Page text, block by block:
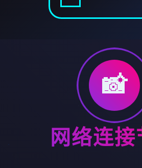
📸
网络连接